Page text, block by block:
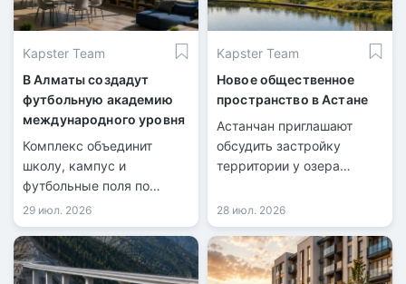
Kapster Team
В Алматы создадут
футбольную академию
международного уровня
Комплекс объединит
школу, кампус и
футбольные поля по
стандартам FIFA.
29 июл. 2026
Kapster Team
Новое общественное
пространство в Астане
Астанчан приглашают
обсудить застройку
территории у озера
28 июл. 2026